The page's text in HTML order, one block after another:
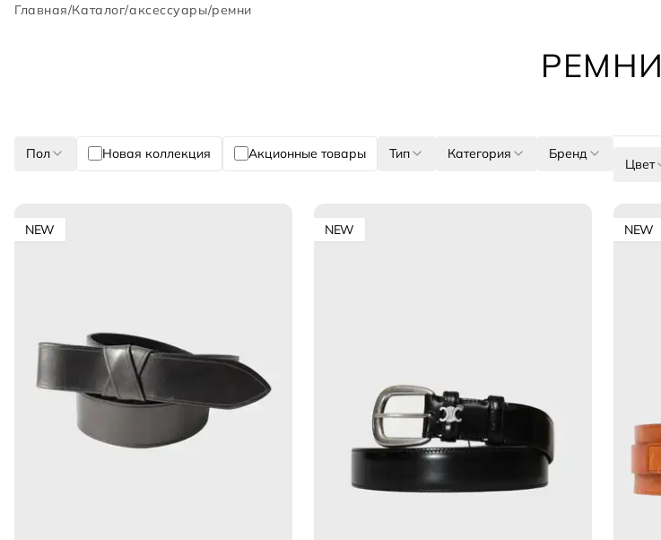
Главная/Каталог/аксессуары/ремни
РЕМНИ
Пол Новая коллекция Акционные товары Тип Категория Бренд
Цвет
NEW NEW NEW